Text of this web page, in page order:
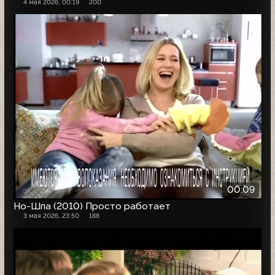
4 мая 2026, 00:19 200
00:09
Но-Шпа (2010) Просто работает
3 мая 2026, 23:50 188